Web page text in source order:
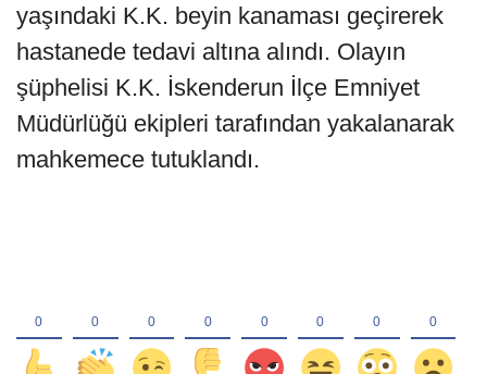
yaşındaki K.K. beyin kanaması geçirerek
hastanede tedavi altına alındı. Olayın
şüphelisi K.K. İskenderun İlçe Emniyet
Müdürlüğü ekipleri tarafından yakalanarak
mahkemece tutuklandı.